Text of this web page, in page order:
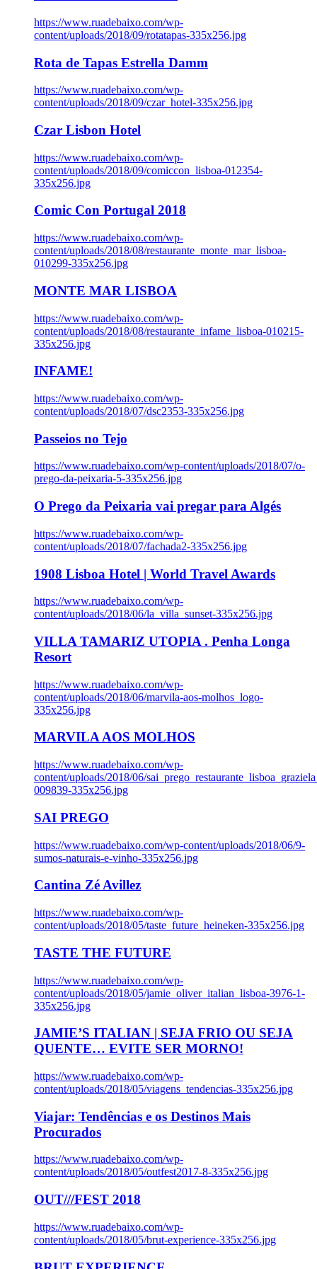
https://www.ruadebaixo.com/wp-
content/uploads/2018/09/rotatapas-335x256.jpg
Rota de Tapas Estrella Damm
https://www.ruadebaixo.com/wp-
content/uploads/2018/09/czar_hotel-335x256.jpg
Czar Lisbon Hotel
https://www.ruadebaixo.com/wp-
content/uploads/2018/09/comiccon_lisboa-012354-
335x256.jpg
Comic Con Portugal 2018
https://www.ruadebaixo.com/wp-
content/uploads/2018/08/restaurante_monte_mar_lisboa-
010299-335x256.jpg
MONTE MAR LISBOA
https://www.ruadebaixo.com/wp-
content/uploads/2018/08/restaurante_infame_lisboa-010215-
335x256.jpg
INFAME!
https://www.ruadebaixo.com/wp-
content/uploads/2018/07/dsc2353-335x256.jpg
Passeios no Tejo
https://www.ruadebaixo.com/wp-content/uploads/2018/07/o-
prego-da-peixaria-5-335x256.jpg
O Prego da Peixaria vai pregar para Algés
https://www.ruadebaixo.com/wp-
content/uploads/2018/07/fachada2-335x256.jpg
1908 Lisboa Hotel | World Travel Awards
https://www.ruadebaixo.com/wp-
content/uploads/2018/06/la_villa_sunset-335x256.jpg
VILLA TAMARIZ UTOPIA . Penha Longa
Resort
https://www.ruadebaixo.com/wp-
content/uploads/2018/06/marvila-aos-molhos_logo-
335x256.jpg
MARVILA AOS MOLHOS
https://www.ruadebaixo.com/wp-
content/uploads/2018/06/
009839-335x256.jpg
SAI PREGO
https://www.ruadebaixo.com/wp-content/uploads/2018/06/9-
sumos-naturais-e-vinho-335x256.jpg
Cantina Zé Avillez
https://www.ruadebaixo.com/wp-
content/uploads/2018/05/taste_future_heineken-335x256.jpg
TASTE THE FUTURE
https://www.ruadebaixo.com/wp-
content/uploads/2018/05/jamie_oliver_italian_lisboa-3976-1-
335x256.jpg
JAMIE’S ITALIAN | SEJA FRIO OU SEJA
QUENTE… EVITE SER MORNO!
https://www.ruadebaixo.com/wp-
content/uploads/2018/05/viagens_tendencias-335x256.jpg
Viajar: Tendências e os Destinos Mais
Procurados
https://www.ruadebaixo.com/wp-
content/uploads/2018/05/outfest2017-8-335x256.jpg
OUT///FEST 2018
https://www.ruadebaixo.com/wp-
content/uploads/2018/05/brut-experience-335x256.jpg